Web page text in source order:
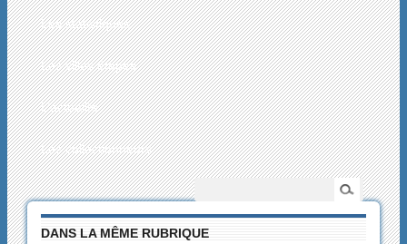
Les statistiques
Les villes étapes
L’actualité
Les collectionneurs
DANS LA MÊME RUBRIQUE